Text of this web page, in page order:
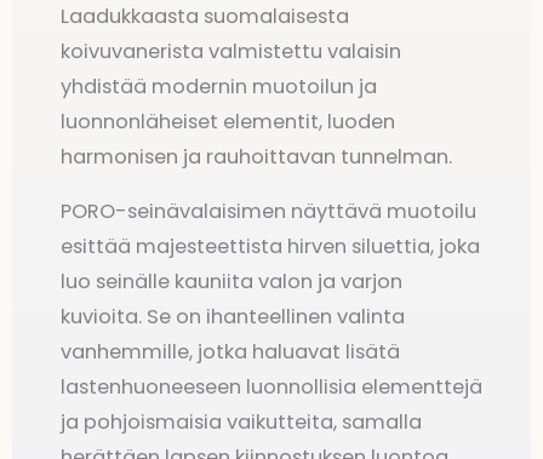
Laadukkaasta suomalaisesta
koivuvanerista valmistettu valaisin
yhdistää modernin muotoilun ja
luonnonläheiset elementit, luoden
harmonisen ja rauhoittavan tunnelman.
PORO-seinävalaisimen näyttävä muotoilu
esittää majesteettista hirven siluettia, joka
luo seinälle kauniita valon ja varjon
kuvioita. Se on ihanteellinen valinta
vanhemmille, jotka haluavat lisätä
lastenhuoneeseen luonnollisia elementtejä
ja pohjoismaisia vaikutteita, samalla